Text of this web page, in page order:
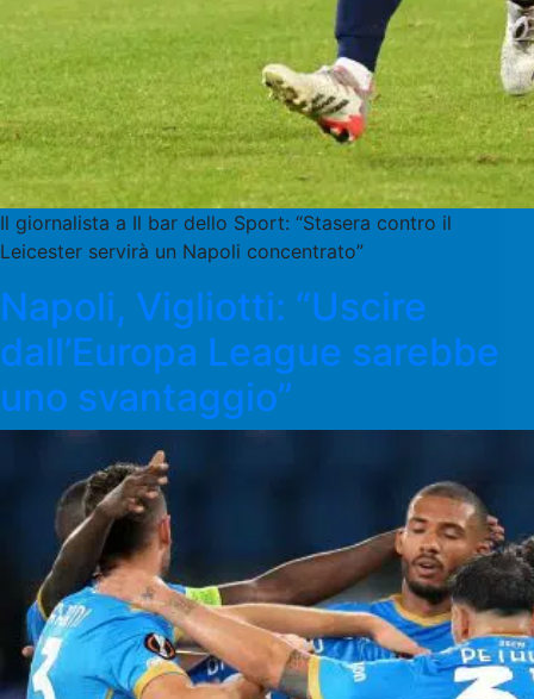
Il giornalista a Il bar dello Sport: “Stasera contro il
Leicester servirà un Napoli concentrato”
Napoli, Vigliotti: “Uscire
dall’Europa League sarebbe
uno svantaggio”